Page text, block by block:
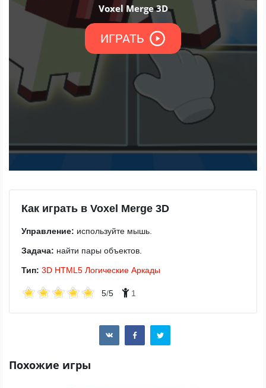
Как играть в Voxel Merge 3D
Управление: используйте мышь.
Задача: найти пары объектов.
Тип: 3D HTML5 Логические Аркады
5/5 1
Похожие игры